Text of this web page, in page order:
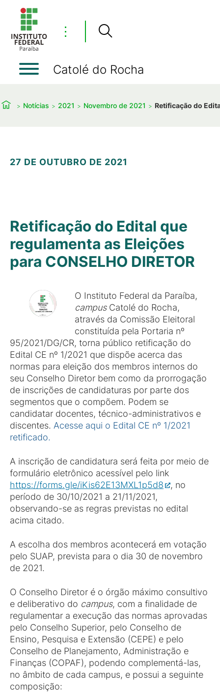
⋮
Catolé do Rocha
Notícias 2021 Novembro de 2021 Retificação do
27 DE OUTUBRO DE 2021
Retificação do Edital que
regulamenta as Eleições
para CONSELHO DIRETOR
O Instituto Federal da Paraíba,
campusCatolé do Rocha,
através da Comissão Eleitoral
constituída pela Portaria nº
95/2021/DG/CR, torna público retificação do
Edital CE nº 1/2021 que dispõe acerca das
normas para eleição dos membros internos do
seu Conselho Diretor bem como da prorrogação
de inscrições de candidaturas por parte dos
segmentos que o compõem. Podem se
candidatar docentes, técnico-administrativos e
discentes. Acesse aqui o Edital CE nº 1/2021
retificado.
A inscrição de candidatura será feita por meio de
formulário eletrônico acessível pelo link
https://forms.gle/iKis62E13MXL1p5d8
, no
período de 30/10/2021 a 21/11/2021,
observando-se as regras previstas no edital
acima citado.
A escolha dos membros acontecerá em votação
pelo SUAP, prevista para o dia 30 de novembro
de 2021.
O Conselho Diretor é o órgão máximo consultivo
e deliberativo do campus, com a finalidade de
regulamentar a execução das normas aprovadas
pelo Conselho Superior, pelo Conselho de
Ensino, Pesquisa e Extensão (CEPE) e pelo
Conselho de Planejamento, Administração e
Finanças (COPAF), podendo complementá-las,
no âmbito de cada campus, e possui a seguinte
composição: